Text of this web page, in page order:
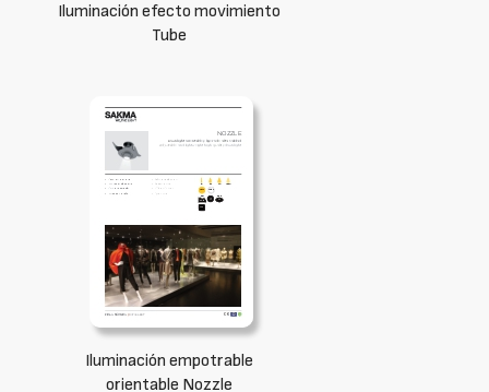
Iluminación efecto movimiento
Tube
Iluminación empotrable
orientable Nozzle